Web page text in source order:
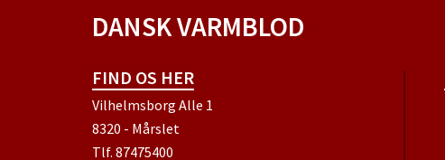
DANSK VARMBLOD
FIND OS HER
Vilhelmsborg Alle 1
8320 - Mårslet
Tlf. 87475400